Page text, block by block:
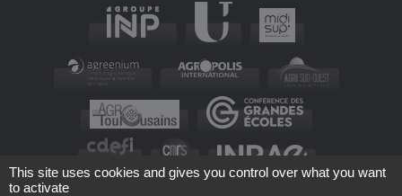
This site uses cookies and gives you control over what you want
to activate